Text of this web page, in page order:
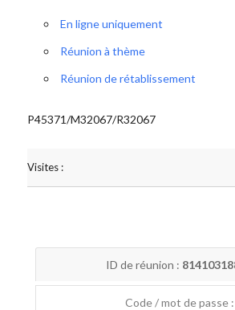
En ligne uniquement
Réunion à thème
Réunion de rétablissement
P45371/M32067/R32067
Visites :
ID de réunion :
Code / mot de passe :